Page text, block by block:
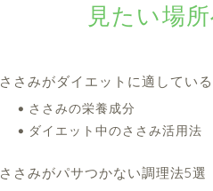
見たい場
ささみがダイエットに適してい
ささみの栄養成分
ダイエット中のささみ活用法
ささみがパサつかない調理法5選